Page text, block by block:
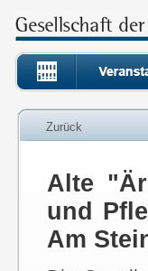
Zurück
Alte
und
Am